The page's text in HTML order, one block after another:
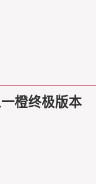
橙终极版本